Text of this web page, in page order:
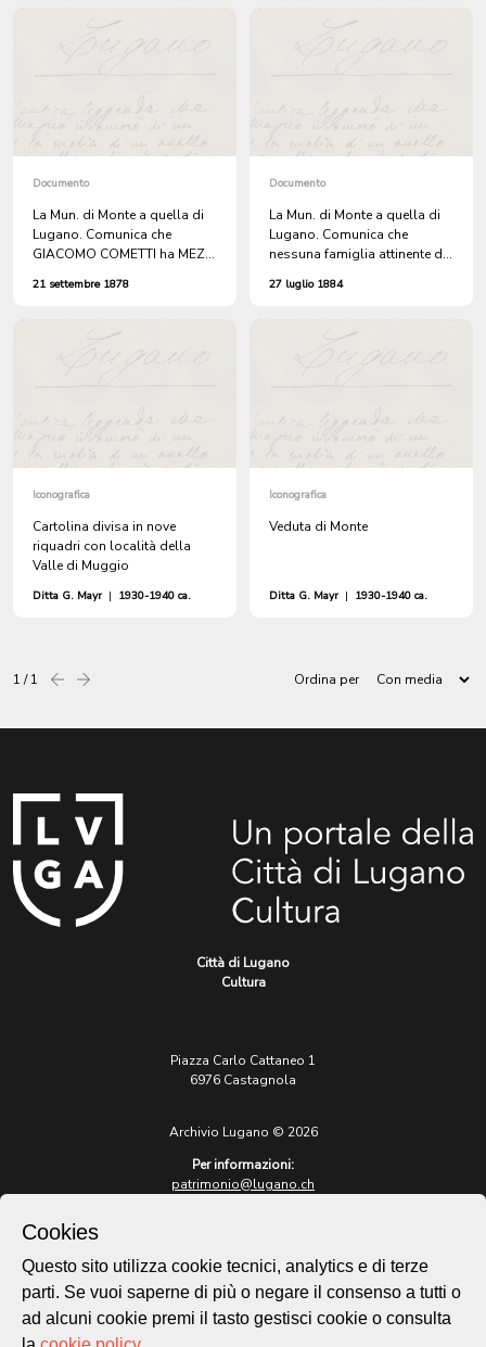
le spese di cura al Civico
Ospedale di Lugano,
Documento
La Mun. di Monte a quella di
Lugano. Comunica che
GIACOMO COMETTI ha MEZZI
21 settembre 1878
Documento
La Mun. di Monte a quella di
Lugano. Comunica che
nessuna famiglia attinente di
27 luglio 1884
Iconografica
Cartolina divisa in nove
riquadri con località della
Valle di Muggio
Ditta G. Mayr | 1930-1940 ca.
Iconografica
Veduta di Monte
Ditta G. Mayr | 1930-1940 ca.
1 / 1 Precedentesuccessiva Ordina per
Città di Lugano
Cultura
Piazza Carlo Cattaneo 1
6976 Castagnola
Archivio Lugano © 2026
Per informazioni:
patrimonio@lugano.ch
lugano.ch
Cookie policy
Cookies
Questo sito utilizza cookie tecnici, analytics e di terze
parti. Se vuoi saperne di più o negare il consenso a tutti o
ad alcuni cookie premi il tasto gestisci cookie o consulta